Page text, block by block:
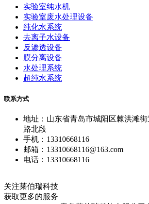
实验室纯水机
实验室废水处理设备
纯化水系统
去离子水设备
反渗透设备
膜分离设备
水处理系统
超纯水系统
联系方式
地址：山东省青岛市城阳区棘洪滩
路北段
手机：13310668116
邮箱：13310668116@163.com
电话：13310668116
关注莱伯瑞科技
获取更多的服务